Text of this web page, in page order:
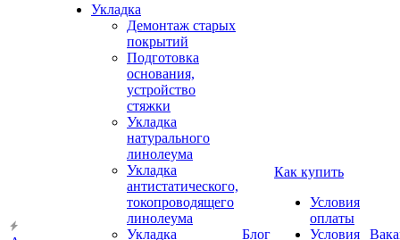
Укладка
Демонтаж старых
покрытий
Подготовка
основания,
устройство
стяжки
Укладка
натурального
линолеума
Укладка
антистатического,
токопроводящего
линолеума
Укладка
Блог
Как купить
Условия
оплаты
Условия